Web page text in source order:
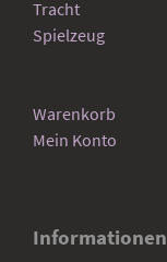
Tracht
Spielzeug
Warenkorb
Mein Konto
Informationen